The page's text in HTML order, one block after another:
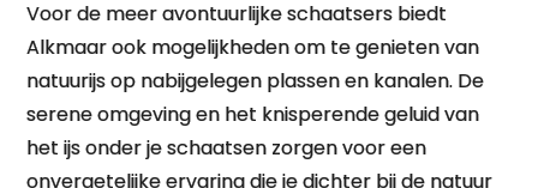
Voor de meer avontuurlijke schaatsers biedt
Alkmaar ook mogelijkheden om te genieten van
natuurijs op nabijgelegen plassen en kanalen. De
serene omgeving en het knisperende geluid van
het ijs onder je schaatsen zorgen voor een
onvergetelijke ervaring die je dichter bij de natuur